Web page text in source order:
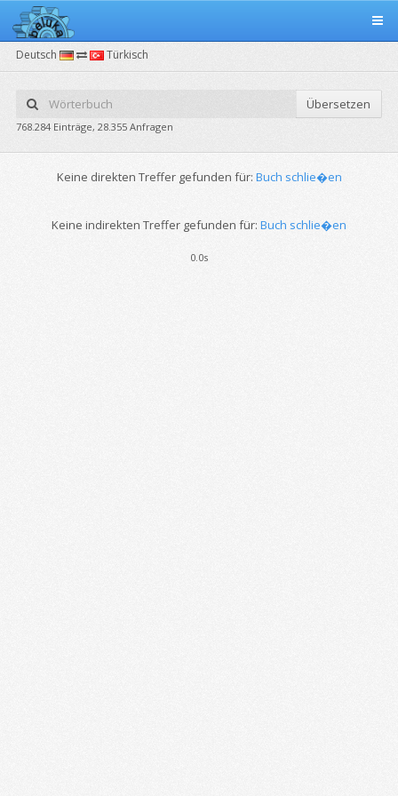
Deutsch Türkisch
Übersetzen
768.284 Einträge, 28.355 Anfragen
Keine direkten Treffer gefunden für: Buch schlie�en
Keine indirekten Treffer gefunden für: Buch schlie�en
0.0s